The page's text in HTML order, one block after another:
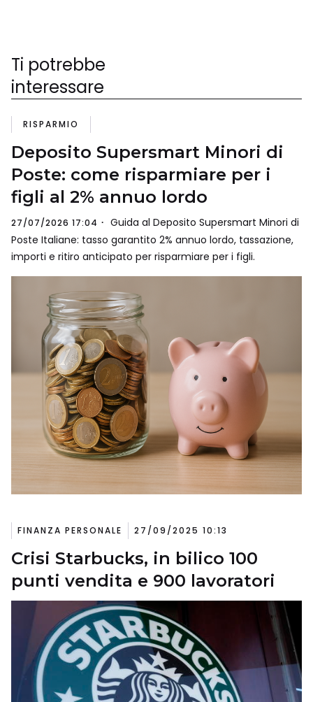
Ti potrebbe
interessare
RISPARMIO
Deposito Supersmart Minori di
Poste: come risparmiare per i
figli al 2% annuo lordo
27/07/2026 17:04
Guida al Deposito Supersmart Minori di
Poste Italiane: tasso garantito 2% annuo lordo, tassazione,
importi e ritiro anticipato per risparmiare per i figli.
FINANZA PERSONALE 27/09/2025 10:13
Crisi Starbucks, in bilico 100
punti vendita e 900 lavoratori